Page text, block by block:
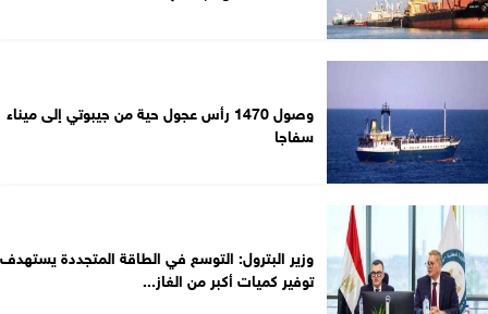
وصول 1470 رأس عجول حية من جيبوتي إلى ميناء
سفاجا
وزير البترول: التوسع في الطاقة المتجددة يستهدف
توفير كميات أكبر من الغاز...